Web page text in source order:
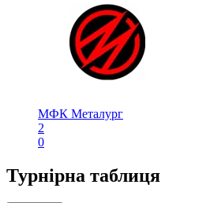
МФК Металург
2
0
Турнірна таблиця